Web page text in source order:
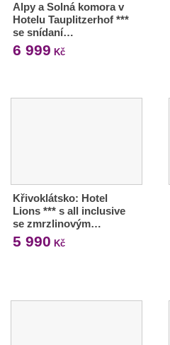
Alpy a Solná komora v
Hotelu Tauplitzerhof ***
se snídaní…
6 999 Kč
Křivoklátsko: Hotel
Lions *** s all inclusive
se zmrzlinovým…
5 990 Kč